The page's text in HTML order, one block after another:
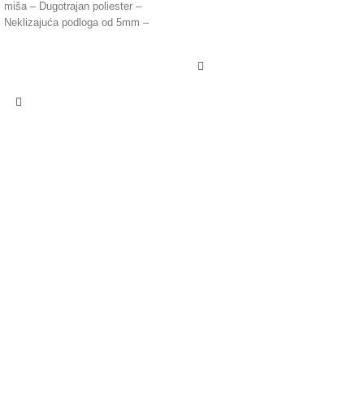
miša – Dugotrajan poliester –
Neklizajuća podloga od 5mm –